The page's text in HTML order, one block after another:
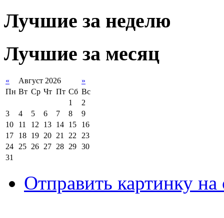
Лучшие за неделю
Лучшие за месяц
« Август 2026
»
Пн Вт Ср Чт Пт Сб Вс
1
2
3
4 5 6 7 8
9
10
11 12 13 14 15
16
17
18 19 20 21 22
23
24
25 26 27 28 29 30
31
Отправить картинку на